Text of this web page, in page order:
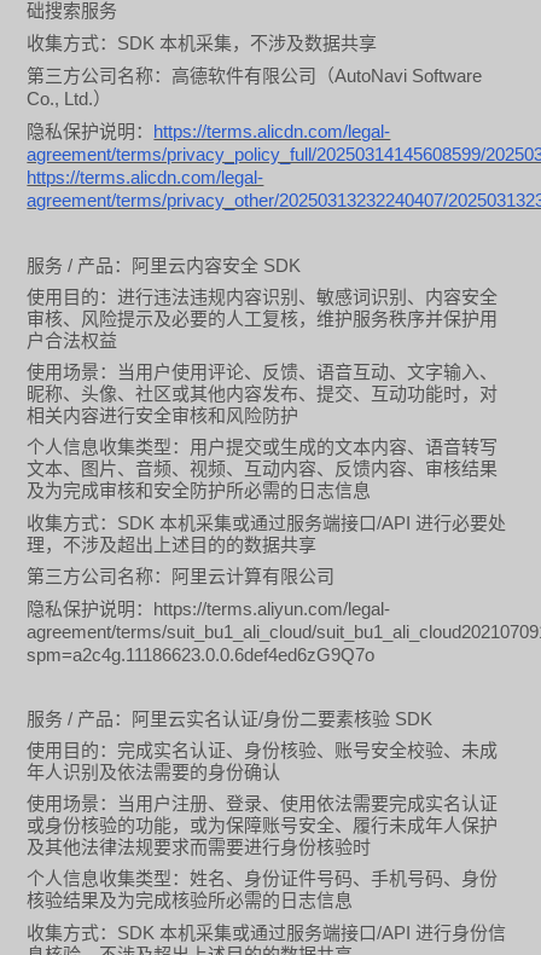
础搜索服务
收集方式： SDK本机采集，不涉及数据共享
第三方公司名称：高德软件有限公司（AutoNavi Software
Co., Ltd.）
隐私保护说明： https://terms.alicdn.com/legal-
agreement/terms/privacy_policy_full/20250314145608599/
https://terms.alicdn.com/legal-
agreement/terms/privacy_other/20250313232240407/
服务/ 产品：阿里云内容安全 SDK
使用目的：进行违法违规内容识别、敏感词识别、内容安全
审核、风险提示及必要的人工复核，维护服务秩序并保护用
户合法权益
使用场景：当用户使用评论、反馈、语音互动、文字输入、
昵称、头像、社区或其他内容发布、提交、互动功能时，对
相关内容进行安全审核和风险防护
个人信息收集类型：用户提交或生成的文本内容、语音转写
文本、图片、音频、视频、互动内容、反馈内容、审核结果
及为完成审核和安全防护所必需的日志信息
收集方式： SDK本机采集或通过服务端接口/API进行必要处
理，不涉及超出上述目的的数据共享
第三方公司名称：阿里云计算有限公司
隐私保护说明： https://terms.aliyun.com/legal-
agreement/terms/suit_bu1_ali_cloud/
spm=a2c4g.11186623.0.0.6def4ed6zG9Q7o
服务/ 产品：阿里云实名认证/身份二要素核验 SDK
使用目的：完成实名认证、身份核验、账号安全校验、未成
年人识别及依法需要的身份确认
使用场景：当用户注册、登录、使用依法需要完成实名认证
或身份核验的功能，或为保障账号安全、履行未成年人保护
及其他法律法规要求而需要进行身份核验时
个人信息收集类型：姓名、身份证件号码、手机号码、身份
核验结果及为完成核验所必需的日志信息
收集方式： SDK本机采集或通过服务端接口/API进行身份信